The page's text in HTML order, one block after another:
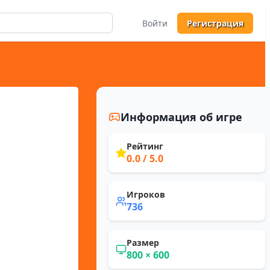
Войти Регистрация
Информация об игре
Рейтинг
0.0/ 5.0
Игроков
736
Размер
800 × 600